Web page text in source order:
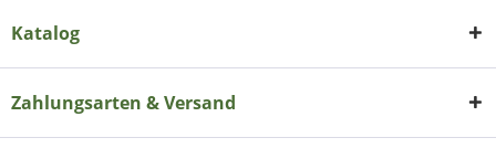
Katalog
Zahlungsarten & Versand